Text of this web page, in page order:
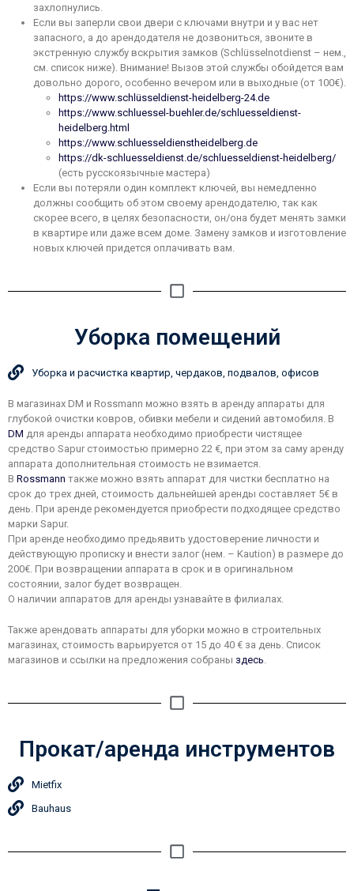
захлопнулись.
Если вы заперли свои двери с ключами внутри и у вас нет
запасного, а до арендодателя не дозвониться, звоните в
экстренную службу вскрытия замков (Schlüsselnotdienst – нем.,
см. список ниже). Внимание! Вызов этой службы обойдется вам
довольно дорого, особенно вечером или в выходные (от 100€).
https://www.schlüsseldienst-heidelberg-24.de
https://www.schluessel-buehler.de/schluesseldienst-
heidelberg.html
https://www.schluesseldienstheidelberg.de
https://dk-schluesseldienst.de/schluesseldienst-heidelberg/
(есть русскоязычные мастера)
Если вы потеряли один комплект ключей, вы немедленно
должны сообщить об этом своему арендодателю, так как
скорее всего, в целях безопасности, он/она будет менять замки
в квартире или даже всем доме. Замену замков и изготовление
новых ключей придется оплачивать вам.
Уборка помещений
Уборка и расчистка квартир, чердаков, подвалов, офисов
В магазинах DM и Rossmann можно взять в аренду аппараты для
глубокой очистки ковров, обивки мебели и сидений автомобиля. В
DM для аренды аппарата необходимо приобрести чистящее
средство Sapur стоимостью примерно 22 €, при этом за саму аренду
аппарата дополнительная стоимость не взимается.
В Rossmann также можно взять аппарат для чистки бесплатно на
срок до трех дней, стоимость дальнейшей аренды составляет 5€ в
день. При аренде рекомендуется приобрести подходящее средство
марки Sapur.
При аренде необходимо предьявить удостоверение личности и
действующую прописку и внести залог (нем. – Kaution) в размере до
200€. При возвращении аппарата в срок и в оригинальном
состоянии, залог будет возвращен.
О наличии аппаратов для аренды узнавайте в филиалах.
Также арендовать аппараты для уборки можно в строительных
магазинах, стоимость варьируется от 15 до 40 € за день. Список
магазинов и ссылки на предложения собраны здесь.
Прокат/аренда инструментов
Mietfix
Bauhaus